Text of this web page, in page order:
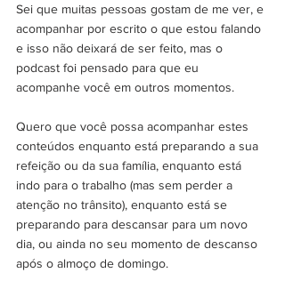
Sei que muitas pessoas gostam de me ver, e
acompanhar por escrito o que estou falando
e isso não deixará de ser feito, mas o
podcast foi pensado para que eu
acompanhe você em outros momentos.
Quero que você possa acompanhar estes
conteúdos enquanto está preparando a sua
refeição ou da sua família, enquanto está
indo para o trabalho (mas sem perder a
atenção no trânsito), enquanto está se
preparando para descansar para um novo
dia, ou ainda no seu momento de descanso
após o almoço de domingo.